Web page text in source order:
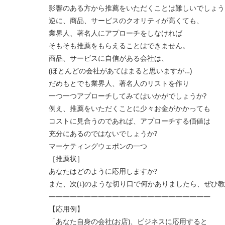
影響のある方から推薦をいただくことは難しいでしょう
逆に、商品、サービスのクオリティが高くても、
業界人、著名人にアプローチをしなければ
そもそも推薦をもらえることはできません。
商品、サービスに自信がある会社は、
(ほとんどの会社があてはまると思いますが…)
だめもとでも業界人、著名人のリストを作り
一つ一つアプローチしてみてはいかがでしょうか?
例え、推薦をいただくことに少々お金がかかっても
コストに見合うのであれば、アプローチする価値は
充分にあるのではないでしょうか?
マーケティングウェポンの一つ
［推薦状］
あなたはどのように応用しますか?
また、次(↓)のような切り口で何かありましたら、ぜひ教
———————————————————————
【応用例】
「あなた自身の会社(お店)、ビジネスに応用すると